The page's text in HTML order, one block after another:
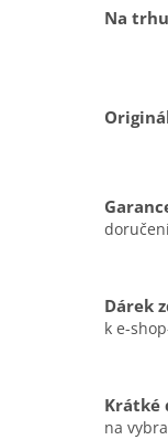
Na
Dárek
k e-
Krátké
na